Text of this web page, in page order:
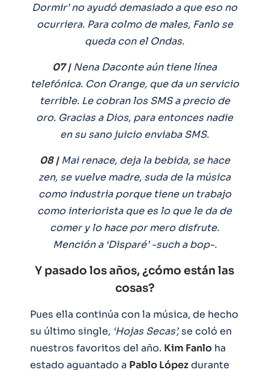
Dormir’ no ayudó demasiado a que eso no
ocurriera. Para colmo de males, Fanlo se
queda con el Ondas.
07 |Nena Daconte aún tiene línea
telefónica. Con Orange, que da un servicio
terrible. Le cobran los SMS a precio de
oro. Gracias a Dios, para entonces nadie
en su sano juicio enviaba SMS.
08 | Mai renace, deja la bebida, se hace
zen, se vuelve madre, suda de la música
como industria porque tiene un trabajo
como interiorista que es lo que le da de
comer y lo hace por mero disfrute.
Mención a ‘Disparé’ -such a bop-.
Y pasado los años, ¿cómo están las
cosas?
Pues ella continúa con la música, de hecho
su último single, ‘Hojas Secas’,se coló en
nuestros favoritos del año. Kim Fanlo ha
estado aguantado a Pablo Lópezdurante